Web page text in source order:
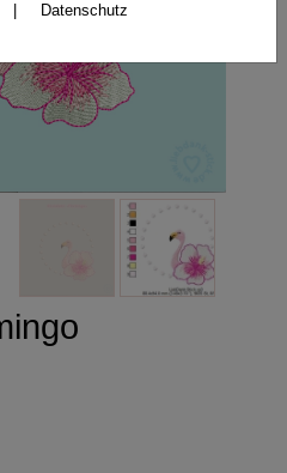
Datenschutz